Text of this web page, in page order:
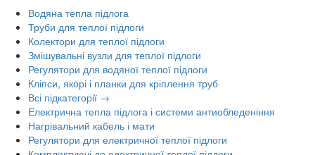
Водяна тепла підлога
Труби для теплої підлоги
Колектори для теплої підлоги
Змішувальні вузли для теплої підлоги
Регулятори для водяної теплої підлоги
Кліпси, якорі і планки для кріплення труб
Всі підкатегорії →
Електрична тепла підлога і системи антиобледеніння
Нагрівальний кабель і мати
Регулятори для електричної теплої підлоги